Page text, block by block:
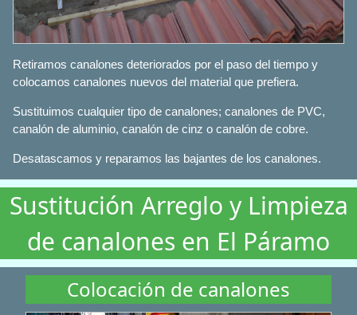
Retiramos canalones deteriorados por el paso del tiempo y
colocamos canalones nuevos del material que prefiera.
Sustituimos cualquier tipo de canalones; canalones de PVC,
canalón de aluminio, canalón de cinz o canalón de cobre.
Desatascamos y reparamos las bajantes de los canalones.
Sustitución Arreglo y Limpieza
de canalones en El Páramo
Colocación de canalones